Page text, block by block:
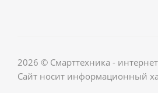
2026 © Смарттехника -
Сайт носит информационный